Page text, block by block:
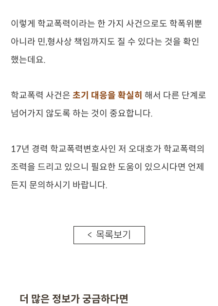
이렇게 학교폭력이라는 한 가지 사건으로도 학폭위뿐
아니라 민,형사상 책임까지도 질 수 있다는 것을 확인
했는데요.
학교폭력 사건은초기 대응을 확실히 해서 다른 단계로
넘어가지 않도록 하는 것이 중요합니다.
17년 경력 학교폭력변호사인 저 오대호가 학교폭력의
조력을 드리고 있으니 필요한 도움이 있으시다면 언제
든지 문의하시기 바랍니다.
< 목록보기
더 많은 정보가 궁금하다면